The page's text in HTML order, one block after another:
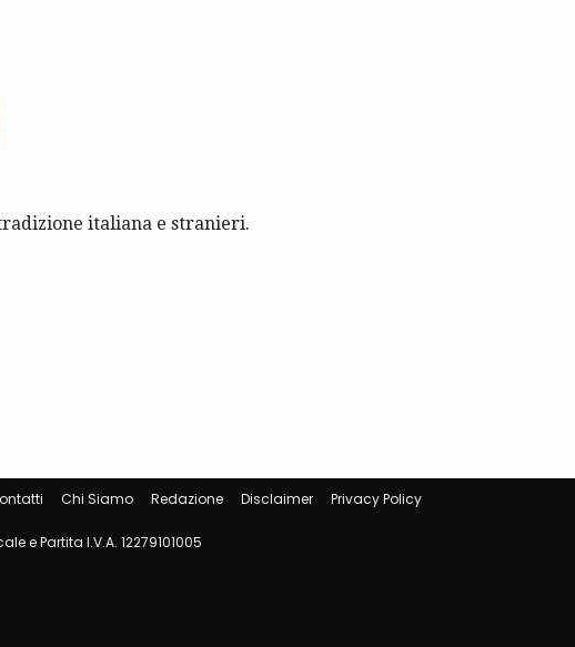
italiana e stranieri.
Chi Siamo Redazione Disclaimer Privacy Policy
e Partita I.V.A. 12279101005